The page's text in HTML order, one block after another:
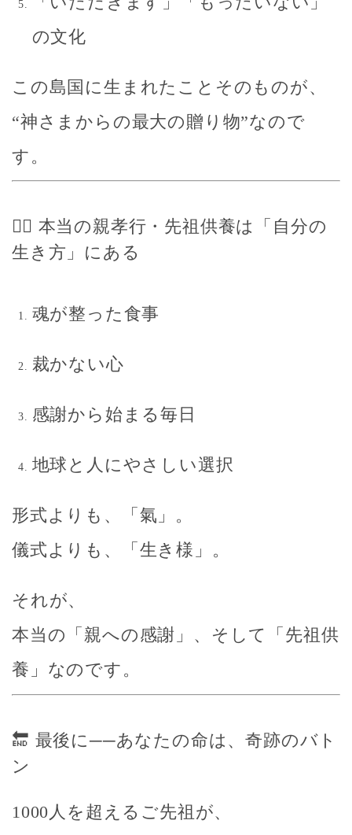
の文化
この島国に生まれたことそのものが、
“神さまからの最大の贈り物”なので
す。
🧘‍♀️ 本当の親孝行・先祖供養は「自分の
生き方」にある
魂が整った食事
裁かない心
感謝から始まる毎日
地球と人にやさしい選択
形式よりも、「氣」。
儀式よりも、「生き様」。
それが、
本当の「親への感謝」、そして「先祖供
養」なのです。
🔚 最後に──あなたの命は、奇跡のバト
ン
1000人を超えるご先祖が、